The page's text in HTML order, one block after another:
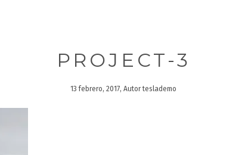
PROJECT-3
13 febrero, 2017, Autor teslademo